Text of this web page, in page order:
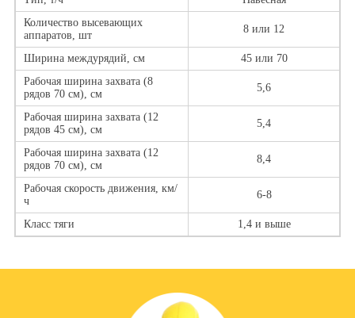
Количество высевающих
аппаратов, шт
8 или 12
Ширина междурядий, см
45 или 70
Рабочая ширина захвата (8
рядов 70 см), см
5,6
Рабочая ширина захвата (12
рядов 45 см), см
5,4
Рабочая ширина захвата (12
рядов 70 см), см
8,4
Рабочая скорость движения, км/
ч
6-8
Класс тяги 1,4 и выше